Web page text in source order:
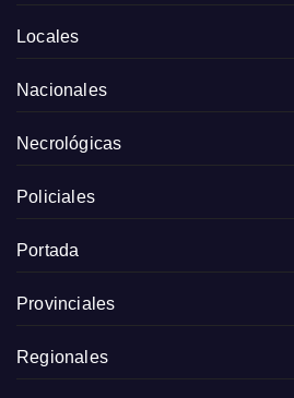
Locales
Nacionales
Necrológicas
Policiales
Portada
Provinciales
Regionales